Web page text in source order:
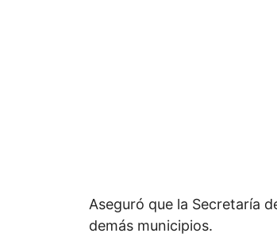
Aseguró que la Secretaría
demás municipios.